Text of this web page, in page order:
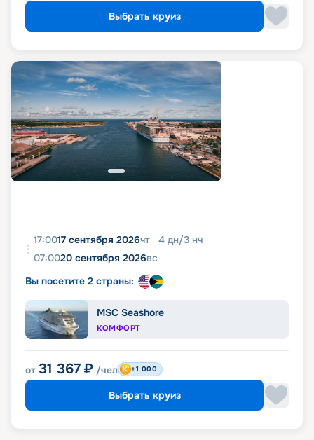
Выбрать круиз
17:0017 сентября 2026чт 4 дн/3 нч
07:0020 сентября 2026вс
Вы посетите 2 страны:
MSC Seashore
КОМФОРТ
от 31 367 ₽ /чел +1 000
Выбрать круиз